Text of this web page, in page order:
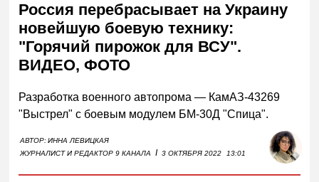
Россия перебрасывает на Украину
новейшую боевую технику:
"Горячий пирожок для ВСУ".
ВИДЕО, ФОТО
Разработка военного автопрома — КамАЗ-43269
"Выстрел" с боевым модулем БМ-30Д "Спица".
АВТОР:ИННА ЛЕВИЦКАЯ
ЖУРНАЛИСТ И РЕДАКТОР 9 КАНАЛА
I 3 ОКТЯБРЯ 2022 13:01